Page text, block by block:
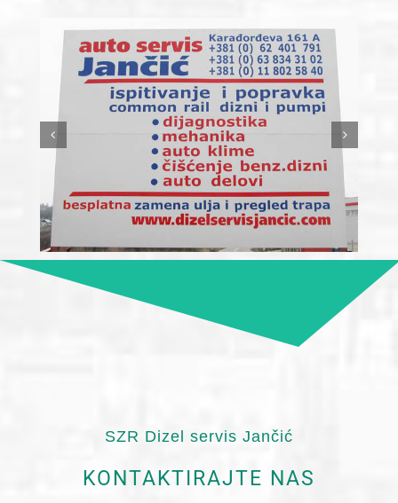
SZR Dizel servis Jančić
KONTAKTIRAJTE NAS